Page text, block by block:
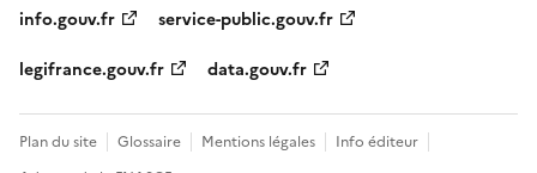
info.gouv.fr
service-public.gouv.fr
legifrance.gouv.fr
data.gouv.fr
Plan du site Glossaire Mentions légales
Info éditeur